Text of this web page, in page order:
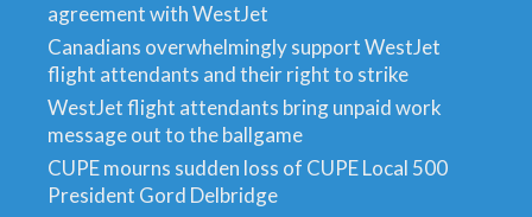
agreement with WestJet
Canadians overwhelmingly support WestJet
flight attendants and their right to strike
WestJet flight attendants bring unpaid work
message out to the ballgame
CUPE mourns sudden loss of CUPE Local 500
President Gord Delbridge